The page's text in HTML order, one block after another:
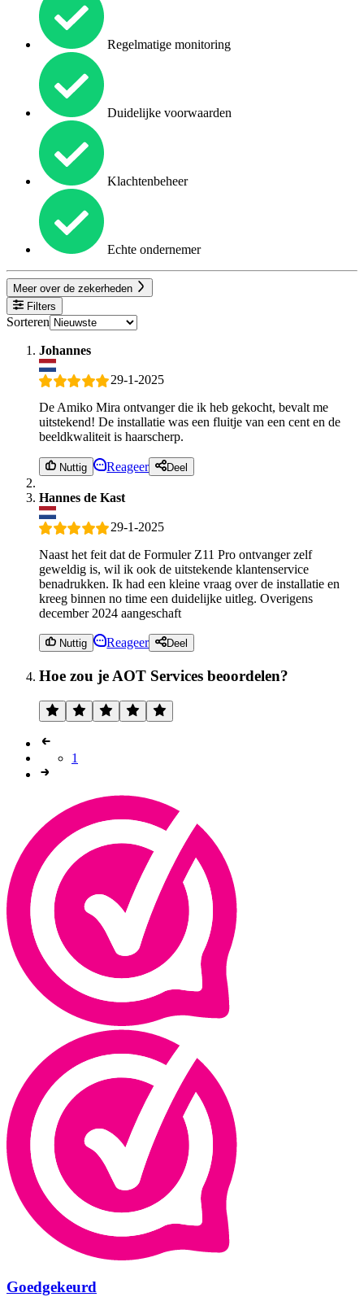
Regelmatige monitoring
Duidelijke voorwaarden
Klachtenbeheer
Echte ondernemer
Meer over de zekerheden
Filters
Sorteren
Johannes
29-1-2025
De Amiko Mira ontvanger die ik heb gekocht, bevalt me
uitstekend! De installatie was een fluitje van een cent en de
beeldkwaliteit is haarscherp.
Nuttig Reageer Deel
Hannes de Kast
29-1-2025
Naast het feit dat de Formuler Z11 Pro ontvanger zelf
geweldig is, wil ik ook de uitstekende klantenservice
benadrukken. Ik had een kleine vraag over de installatie en
kreeg binnen no time een duidelijke uitleg. Overigens
december 2024 aangeschaft
Nuttig Reageer Deel
Hoe zou je AOT Services beoordelen?
1
Goedgekeurd